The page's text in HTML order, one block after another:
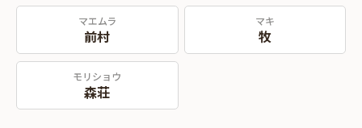
マエムラ
前村
マキ
牧
モリショウ
森荘